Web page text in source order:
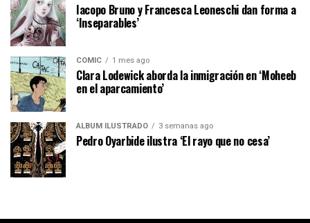
Iacopo Bruno y Francesca Leoneschi dan forma a
‘Inseparables’
CÓMIC 1 mes ago
Clara Lodewick aborda la inmigración en ‘Moheeb
en el aparcamiento’
ÁLBUM ILUSTRADO 3 semanas ago
Pedro Oyarbide ilustra ‘El rayo que no cesa’